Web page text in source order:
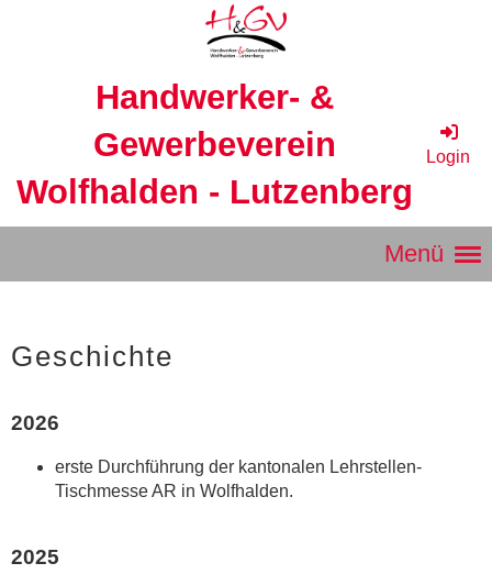
Handwerker- &
Gewerbeverein
Wolfhalden - Lutzenberg
Login
Menü
Geschichte
2026
erste Durchführung der kantonalen Lehrstellen-
Tischmesse AR in Wolfhalden.
2025